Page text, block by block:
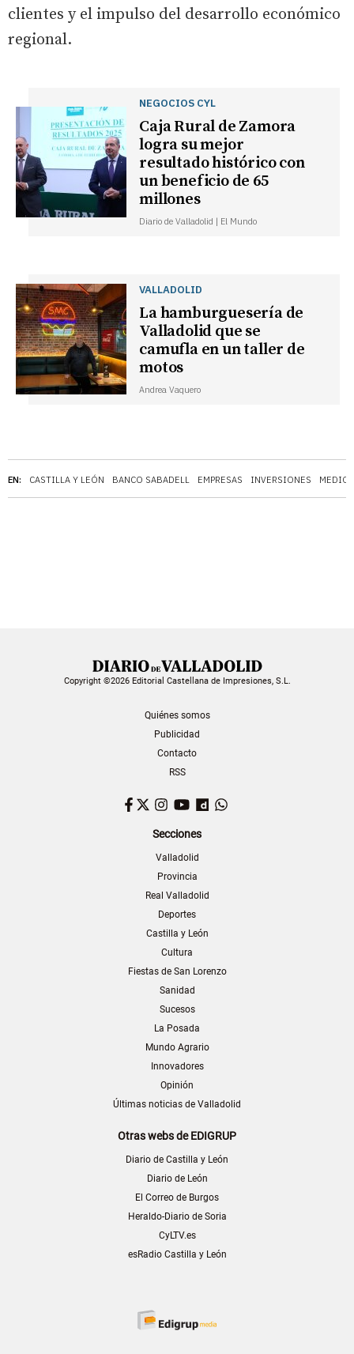
EN: CASTILLA Y LEÓN BANCO SABADELL EMPRESAS INVERSIONES
clientes y el impulso del desarrollo económico
regional.
NEGOCIOS CYL
Caja Rural de Zamora
logra su mejor
resultado histórico con
un beneficio de 65
millones
Diario de Valladolid | El Mundo
VALLADOLID
La hamburguesería de
Valladolid que se
camufla en un taller de
motos
AndreaVaquero
Copyright ©2026 Editorial Castellana de Impresiones, S.L.
Quiénes somos
Publicidad
Contacto
RSS
Facebook
TwitterInstagram
YouTubeDailymotion
Secciones
Valladolid
Provincia
Real Valladolid
Deportes
Castilla y León
Cultura
Fiestas de San Lorenzo
Sanidad
Sucesos
La Posada
Mundo Agrario
Innovadores
Opinión
Últimas noticias de Valladolid
Otras webs de EDIGRUP
Diario de Castilla y León
Diario de León
El Correo de Burgos
Heraldo-Diario de Soria
CyLTV.es
esRadio Castilla y León